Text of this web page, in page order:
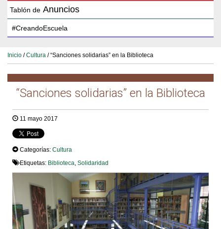
Tablón de Anuncios
Inicio /Cultura / “Sanciones solidarias” en la Biblioteca
“Sanciones solidarias” en la Biblioteca
11 mayo 2017
Categorías: Cultura
Etiquetas: Biblioteca Solidaridad